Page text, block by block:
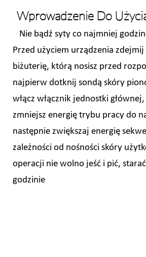
Wprowadzenie Do
Nie bądź syty co najmniej
Przed użyciem urządzenia
biżuterię, którą nosisz przed
najpierw dotknij sondą skóry
włącz włącznik jednostki
zmniejsz energię trybu pracy do
następnie zwiększaj energię
zależności od nośności skóry
operacji nie wolno jeść i pić,
godzinie